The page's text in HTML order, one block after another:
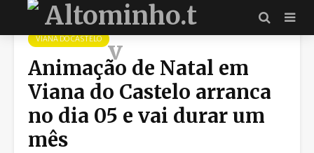
VIANA DO CASTELO
Animação de Natal em
Viana do Castelo arranca
no dia 05 e vai durar um
mês